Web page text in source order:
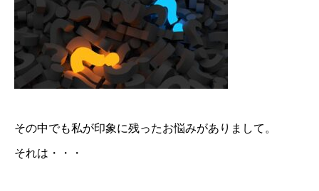
その中でも私が印象に残ったお悩みがありまして。
それは・・・